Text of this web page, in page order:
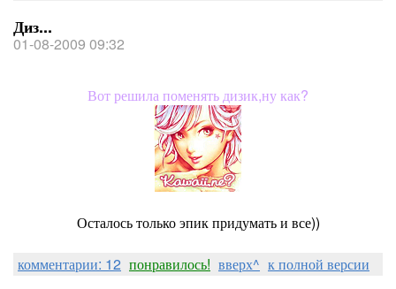
Диз...
01-08-2009 09:32
Вот решила поменять дизик,ну как?
Осталось только эпик придумать и все))
комментарии: 12 понравилось! вверх^ к полной версии